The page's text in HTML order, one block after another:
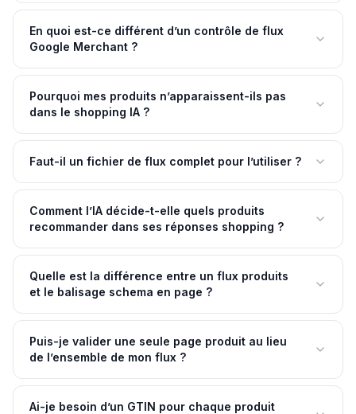
En quoi est-ce différent d’un contrôle de flux
Google Merchant ?
Pourquoi mes produits n’apparaissent-ils pas
dans le shopping IA ?
Faut-il un fichier de flux complet pour l’utiliser ?
Comment l’IA décide-t-elle quels produits
recommander dans ses réponses shopping ?
Quelle est la différence entre un flux produits
et le balisage schema en page ?
Puis-je valider une seule page produit au lieu
de l’ensemble de mon flux ?
Ai-je besoin d’un GTIN pour chaque produit